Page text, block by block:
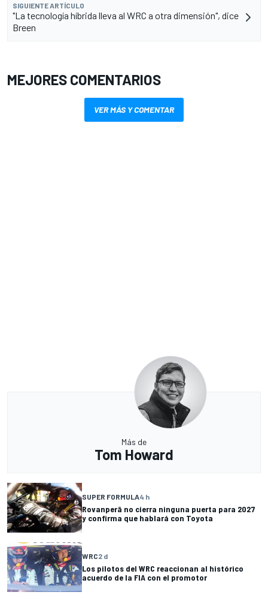
SIGUIENTE ARTÍCULO
"La tecnología híbrida lleva al WRC a otra dimensión", dice
Breen
MEJORES COMENTARIOS
VER MÁS Y COMENTAR
Más de
Tom Howard
SUPER FORMULA4 h
Rovanperä no cierra ninguna puerta para 2027
y confirma que hablará con Toyota
WRC2 d
Los pilotos del WRC reaccionan al histórico
acuerdo de la FIA con el promotor